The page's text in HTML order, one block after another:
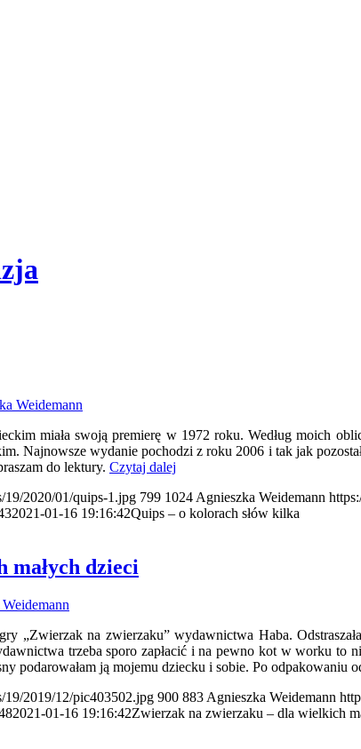
Weidemann
miała swoją premierę w 1972 roku. Według moich
Najnowsze wydanie pochodzi z roku 2006 i tak jak
do lektury. Czytaj dalej
19/2020/01/quips-1.jpg 799 1024 Agnieszka Weidemann
2021-01-16 19:16:42Quips – o kolorach słów kilka
dzieci
„Zwierzak na zwierzaku” wydawnictwa Haba.
trzeba sporo zapłacić i na pewno kot w worku
podarowałam ją mojemu dziecku i sobie. Po odpakowaniu
19/2019/12/pic403502.jpg 900 883 Agnieszka Weidemann
2021-01-16 19:16:42Zwierzak na zwierzaku – dla wielkich